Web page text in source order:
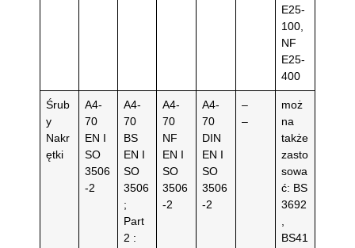
E25-
100,
NF
E25-
400
Śrub
y
Nakr
ętki
A4-
70
EN I
SO
3506
-2
A4-
70
BS
EN I
SO
3506
;
Part
2 :
A4-
70
NF
EN I
SO
3506
-2
A4-
70
DIN
EN I
SO
3506
-2
–
–
moż
na
także
zasto
sowa
ć: BS
3692
BS41